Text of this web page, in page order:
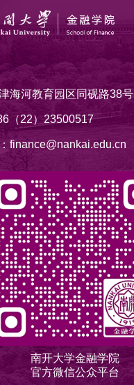
海河教育园区同砚路38号
（22）23500517
finance@nankai.edu.cn
南开大学金融学院
官方微信公众平台